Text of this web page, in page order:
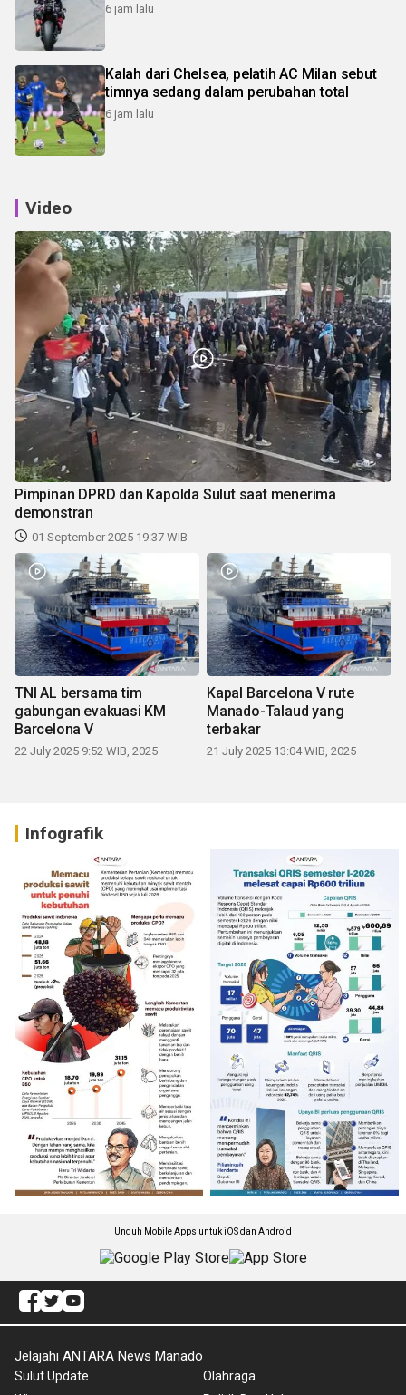
6 jam lalu
Kalah dari Chelsea, pelatih AC Milan sebut
timnya sedang dalam perubahan total
6 jam lalu
Video
Pimpinan DPRD dan Kapolda Sulut saat menerima
demonstran
01 September 2025 19:37 WIB
TNI AL bersama tim
gabungan evakuasi KM
Barcelona V
22 July 2025 9:52 WIB, 2025
Kapal Barcelona V rute
Manado-Talaud yang
terbakar
21 July 2025 13:04 WIB, 2025
Infografik
Unduh Mobile Apps untuk iOS dan Android
Jelajahi ANTARA News Manado
Sulut Update
Olahraga